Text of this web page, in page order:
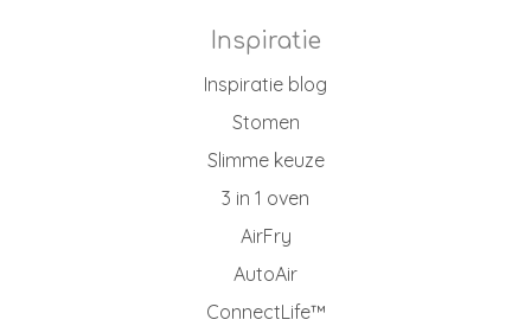
Inspiratie
Inspiratie blog
Stomen
Slimme keuze
3 in 1 oven
AirFry
AutoAir
ConnectLife™